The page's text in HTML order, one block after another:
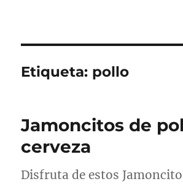
Etiqueta: pollo
Jamoncitos de
cerveza
Disfruta de estos